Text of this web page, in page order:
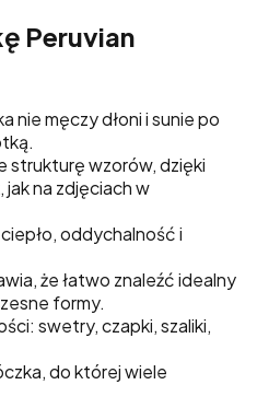
Peruvian
nie męczy dłoni i sunie po
strukturę wzorów, dzięki
na zdjęciach w
oddychalność i
że łatwo znaleźć idealny
formy.
swetry, czapki, szaliki,
do której wiele